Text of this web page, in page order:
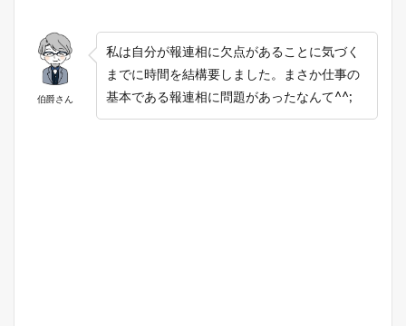
伯爵さん
私は自分が報連相に欠点があることに気づく
までに時間を結構要しました。まさか仕事の
基本である報連相に問題があったなんて^^;